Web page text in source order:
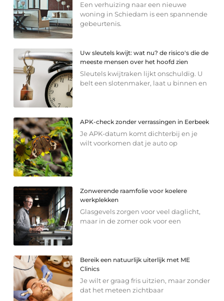
Een verhuizing naar een nieuwe
woning in Schiedam is een spannende
gebeurtenis.
Uw sleutels kwijt: wat nu? de risico's die de
meeste mensen over het hoofd zien
Sleutels kwijtraken lijkt onschuldig. U
belt een slotenmaker, laat u binnen en
APK-check zonder verrassingen in Eerbeek
Je APK-datum komt dichterbij en je
wilt voorkomen dat je auto op
Zonwerende raamfolie voor koelere
werkplekken
Glasgevels zorgen voor veel daglicht,
maar in de zomer ook voor een
Bereik een natuurlijk uiterlijk met ME
Clinics
Je wilt er graag fris uitzien, maar zonder
dat het meteen zichtbaar